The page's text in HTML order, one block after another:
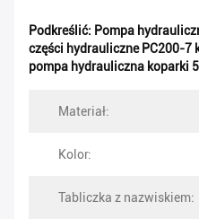
Podkreślić: Pompa
części hydrauliczne PC200-7
pompa hydrauliczna koparki
Materiał:
Kolor:
Tabliczka z nazwiskiem: